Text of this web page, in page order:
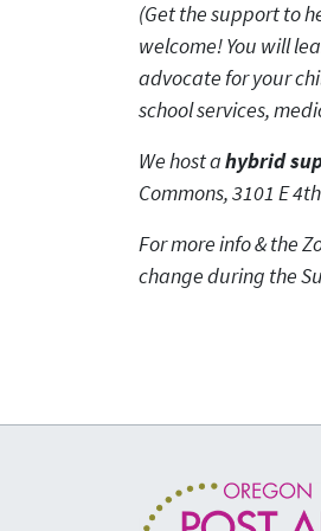
(Get the support to
welcome! You will
advocate for your
school services,
We host ahybrid
Commons, 3101 E
For more info & the
change during the